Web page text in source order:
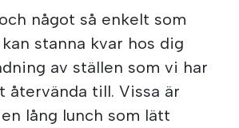
något så enkelt som
stanna kvar hos dig
av ställen som vi har
till. Vissa är
lång lunch som lätt